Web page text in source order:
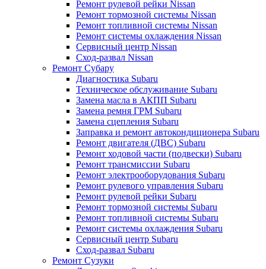
Ремонт рулевой рейки Nissan
Ремонт тормозной системы Nissan
Ремонт топливной системы Nissan
Ремонт системы охлаждения Nissan
Сервисный центр Nissan
Сход-развал Nissan
Ремонт Субару
Диагностика Subaru
Техническое обслуживание Subaru
Замена масла в АКПП Subaru
Замена ремня ГРМ Subaru
Замена сцепления Subaru
Заправка и ремонт автокондиционера Subaru
Ремонт двигателя (ДВС) Subaru
Ремонт ходовой части (подвески) Subaru
Ремонт трансмиссии Subaru
Ремонт электрооборудования Subaru
Ремонт рулевого управления Subaru
Ремонт рулевой рейки Subaru
Ремонт тормозной системы Subaru
Ремонт топливной системы Subaru
Ремонт системы охлаждения Subaru
Сервисный центр Subaru
Сход-развал Subaru
Ремонт Сузуки